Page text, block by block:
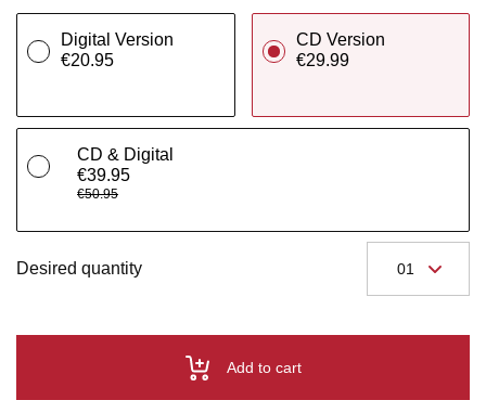
Digital Version
€20.95
CD Version
€29.99
CD & Digital
€39.95
€50.95
Desired quantity
Add to cart